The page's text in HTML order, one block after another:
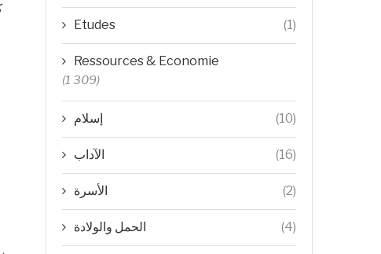
Etudes (1)
Ressources & Economie
(1 309)
إسلام (10)
الآداب (16)
الأسرة (2)
الحمل والولادة (4)